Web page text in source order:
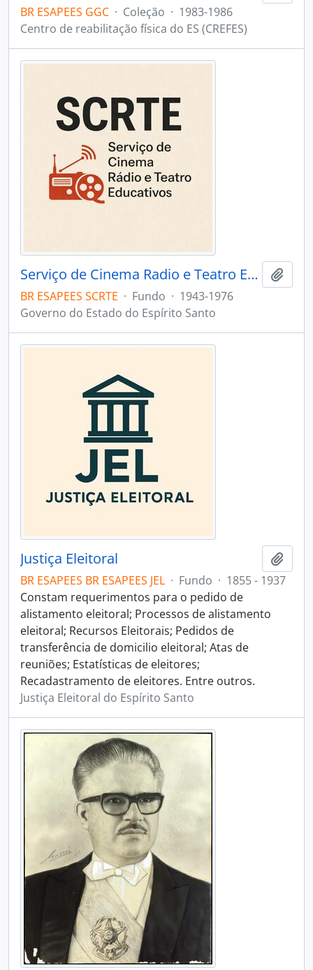
BR ESAPEES GGC · Coleção · 1983-1986
Centro de reabilitação física do ES (CREFES)
Serviço de Cinema Radio e Teatro Educativos
BR ESAPEES SCRTE · Fundo · 1943-1976
Governo do Estado do Espírito Santo
Justiça Eleitoral
BR ESAPEES BR ESAPEES JEL · Fundo · 1855 - 1937
Constam requerimentos para o pedido de
alistamento eleitoral; Processos de alistamento
eleitoral; Recursos Eleitorais; Pedidos de
transferência de domicilio eleitoral; Atas de
reuniões; Estatísticas de eleitores;
Recadastramento de eleitores. Entre outros.
Justiça Eleitoral do Espírito Santo